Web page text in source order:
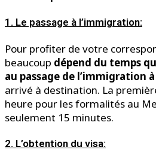
1. Le passage à l’immigration:
Pour profiter de votre
beaucoup dépend du temps
au passage de l’immigration
arrivé à destination. La
heure pour les formalités au
seulement 15 minutes.
2. L’obtention du visa: